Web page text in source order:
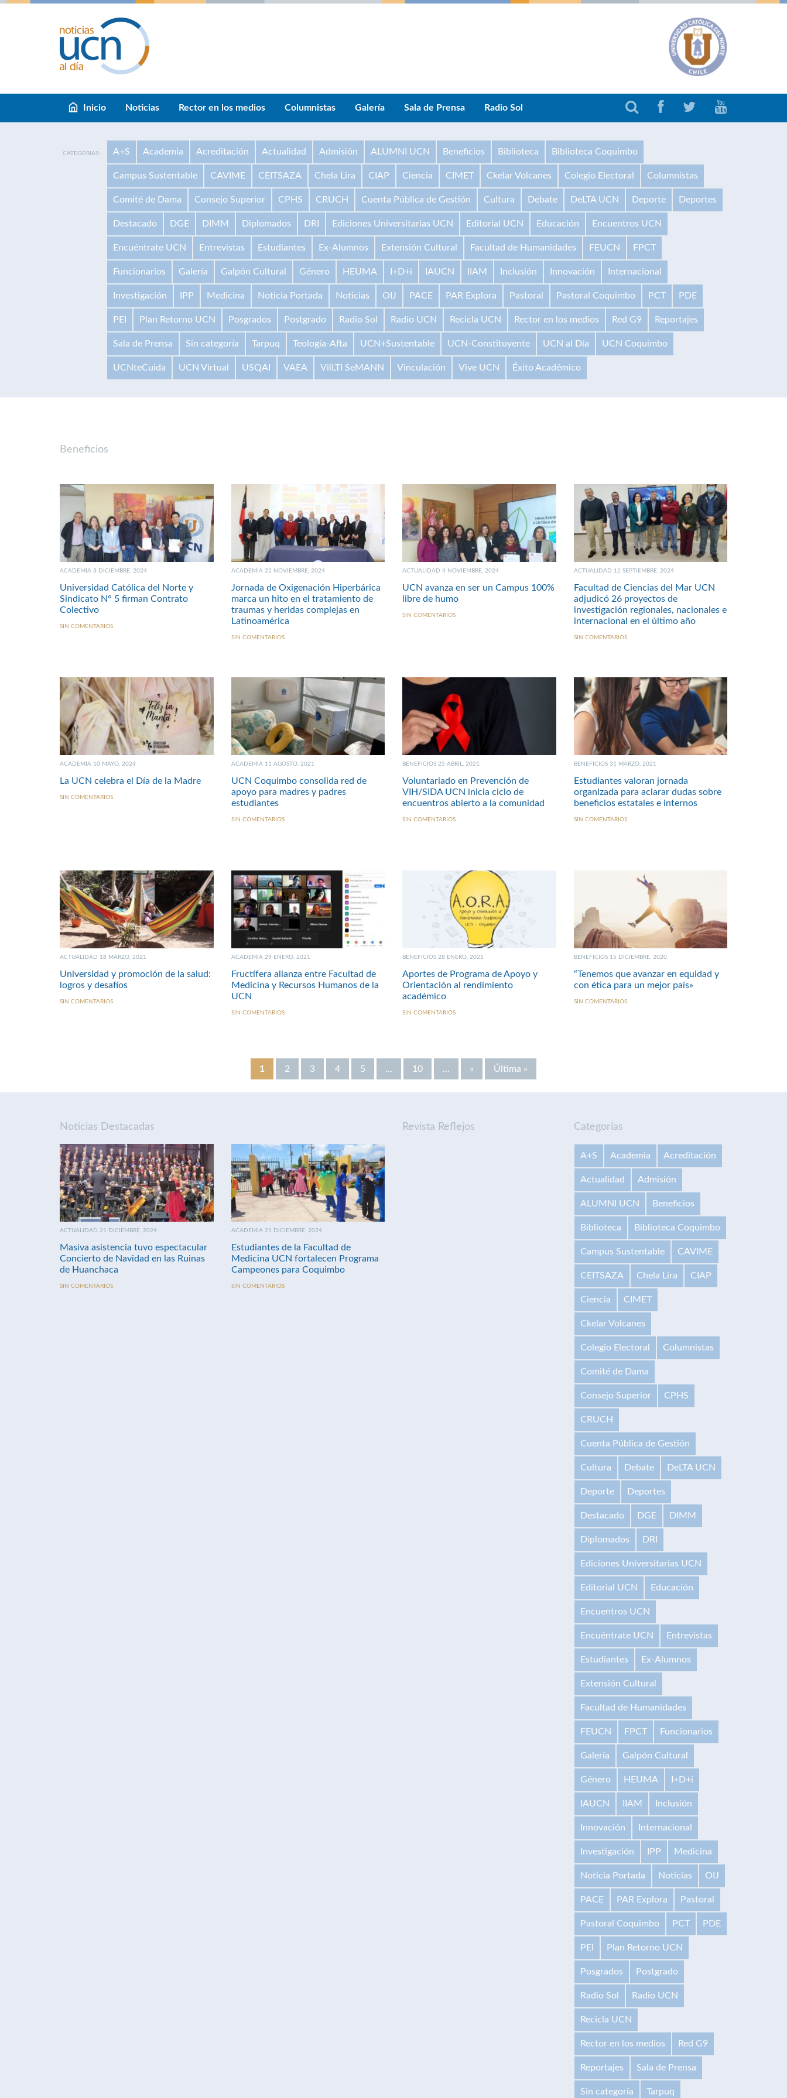
Inicio Noticias Rector en los medios Columnistas Galería Sala de Prensa Radio Sol
CATEGORIAS: A+S Academia Acreditación Actualidad Admisión ALUMNI UCN Beneficios Biblioteca Biblioteca Coquimbo
Campus Sustentable CAVIME CEITSAZA Chela Lira CIAP Ciencia CIMET Ckelar Volcanes Colegio Electoral Columnistas
Comité de Dama Consejo Superior CPHS CRUCH Cuenta Pública de Gestión Cultura Debate DeLTA UCN Deporte Deportes
Destacado DGE DIMM Diplomados DRI Ediciones Universitarias UCN Editorial UCN Educación Encuentros UCN
Encuéntrate UCN Entrevistas Estudiantes Ex-Alumnos Extensión Cultural Facultad de Humanidades FEUCN FPCT
Funcionarios Galería Galpón Cultural Género HEUMA I+D+i IAUCN IIAM Inclusión Innovación Internacional
Investigación IPP Medicina Noticia Portada Noticias OIJ PACE PAR Explora Pastoral Pastoral Coquimbo PCT PDE
PEI Plan Retorno UCN Posgrados Postgrado Radio Sol Radio UCN Recicla UCN Rector en los medios Red G9 Reportajes
Sala de Prensa Sin categoría Tarpuq Teología-Afta UCN+Sustentable UCN-Constituyente UCN al Día UCN Coquimbo
UCNteCuida UCN Virtual USQAI VAEA VilLTI SeMANN Vinculación Vive UCN Éxito Académico
Beneficios
ACADEMIA 3 DICIEMBRE, 2024
Universidad Católica del Norte y
Sindicato N° 5 firman Contrato
Colectivo
SIN COMENTARIOS
ACADEMIA 22 NOVIEMBRE, 2024
Jornada de Oxigenación Hiperbárica
marca un hito en el tratamiento de
traumas y heridas complejas en
Latinoamérica
SIN COMENTARIOS
ACTUALIDAD 4 NOVIEMBRE, 2024
UCN avanza en ser un Campus 100%
libre de humo
SIN COMENTARIOS
ACTUALIDAD 12 SEPTIEMBRE, 2024
Facultad de Ciencias del Mar UCN
adjudicó 26 proyectos de
investigación regionales, nacionales e
internacional en el último año
SIN COMENTARIOS
ACADEMIA 10 MAYO, 2024
La UCN celebra el Día de la Madre
SIN COMENTARIOS
ACADEMIA 11 AGOSTO, 2021
UCN Coquimbo consolida red de
apoyo para madres y padres
estudiantes
SIN COMENTARIOS
BENEFICIOS 25 ABRIL, 2021
Voluntariado en Prevención de
VIH/SIDA UCN inicia ciclo de
encuentros abierto a la comunidad
SIN COMENTARIOS
BENEFICIOS 31 MARZO, 2021
Estudiantes valoran jornada
organizada para aclarar dudas sobre
beneficios estatales e internos
SIN COMENTARIOS
ACTUALIDAD 18 MARZO, 2021
Universidad y promoción de la salud:
logros y desafíos
SIN COMENTARIOS
ACADEMIA 29 ENERO, 2021
Fructífera alianza entre Facultad de
Medicina y Recursos Humanos de la
UCN
SIN COMENTARIOS
BENEFICIOS 28 ENERO, 2021
Aportes de Programa de Apoyo y
Orientación al rendimiento
académico
SIN COMENTARIOS
BENEFICIOS 15 DICIEMBRE, 2020
“Tenemos que avanzar en equidad y
con ética para un mejor país»
SIN COMENTARIOS
1 2 3 4 5 ... 10 ... » Última »
Noticias Destacadas
ACTUALIDAD 21 DICIEMBRE, 2024
Masiva asistencia tuvo espectacular
Concierto de Navidad en las Ruinas
de Huanchaca
SIN COMENTARIOS
ACADEMIA 21 DICIEMBRE, 2024
Estudiantes de la Facultad de
Medicina UCN fortalecen Programa
Campeones para Coquimbo
SIN COMENTARIOS
Revista Reflejos Categorías
A+S Academia Acreditación
Actualidad Admisión
ALUMNI UCN Beneficios
Biblioteca Biblioteca Coquimbo
Campus Sustentable CAVIME
CEITSAZA Chela Lira CIAP
Ciencia CIMET
Ckelar Volcanes
Colegio Electoral Columnistas
Comité de Dama
Consejo Superior CPHS
CRUCH
Cuenta Pública de Gestión
Cultura Debate DeLTA UCN
Deporte Deportes
Destacado DGE DIMM
Diplomados DRI
Ediciones Universitarias UCN
Editorial UCN Educación
Encuentros UCN
Encuéntrate UCN Entrevistas
Estudiantes Ex-Alumnos
Extensión Cultural
Facultad de Humanidades
FEUCN FPCT Funcionarios
Galería Galpón Cultural
Género HEUMA I+D+i
IAUCN IIAM Inclusión
Innovación Internacional
Investigación IPP Medicina
Noticia Portada Noticias OIJ
PACE PAR Explora Pastoral
Pastoral Coquimbo PCT PDE
PEI Plan Retorno UCN
Posgrados Postgrado
Radio Sol Radio UCN
Recicla UCN
Rector en los medios Red G9
Reportajes Sala de Prensa
Sin categoría Tarpuq